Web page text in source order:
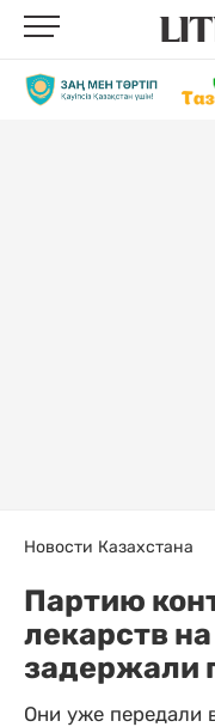
Новости Казахстана
Партию
лекарств
задержали
Они уже передали